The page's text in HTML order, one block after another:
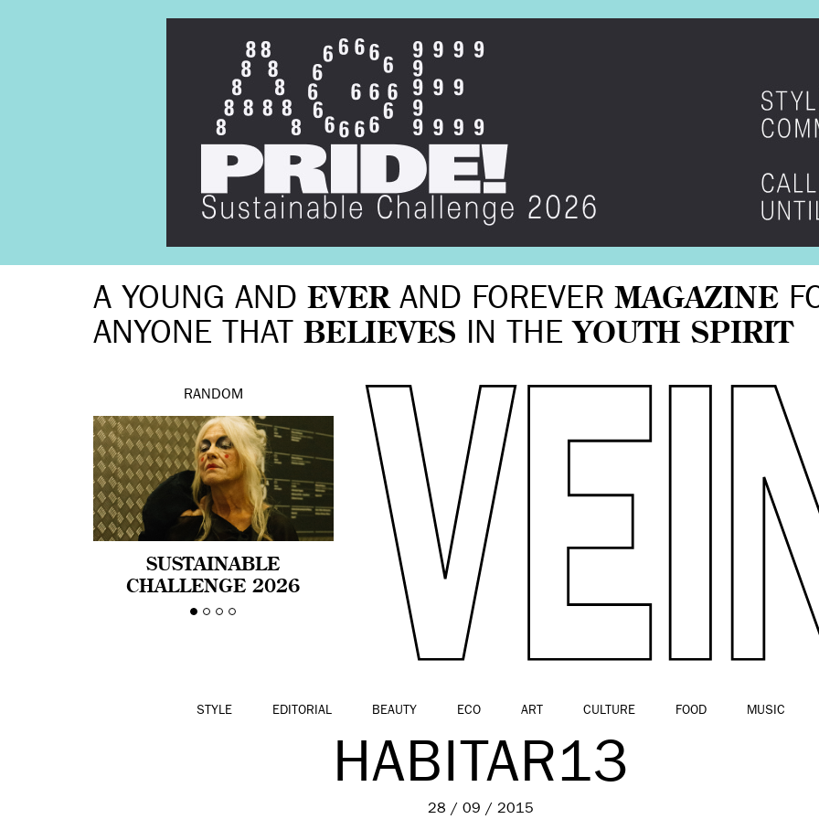
A YOUNG AND EVERAND FOREVER MAGAZINE
ANYONE THAT BELIEVES IN THE YOUTH SPIRIT
RANDOM
SUSTAINABLE
CHALLENGE 2026
CELEBRA LA
STYLE EDITORIAL BEAUTY ECO ART CULTURE FOOD MUSIC
HABITAR13
28 / 09 / 2015